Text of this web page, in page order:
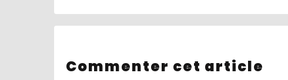
Commenter cet article